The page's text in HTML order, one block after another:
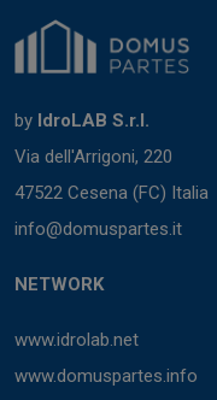
by IdroLAB S.r.l.
Via dell'Arrigoni, 220
47522 Cesena (FC) Italia
info@domuspartes.it
NETWORK
www.idrolab.net
www.domuspartes.info